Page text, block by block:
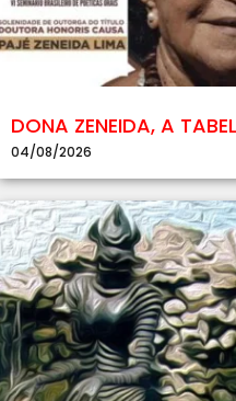
DONA ZENEIDA, A
04/08/2026